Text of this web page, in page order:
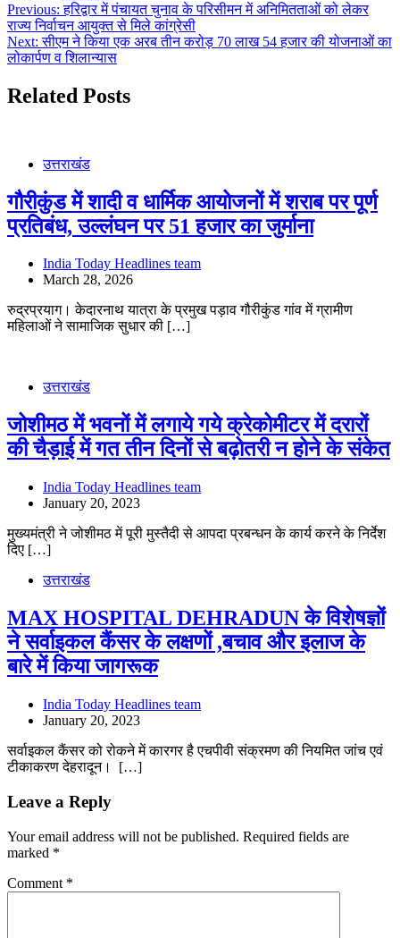
Post
navigation
Previous: हरिद्वार में पंचायत चुनाव के परिसीमन में अनिमितताओं को लेकर
राज्य निर्वाचन आयुक्त से मिले कांग्रेसी
Next: सीएम ने किया एक अरब तीन करोड़ 70 लाख 54 हजार की योजनाओं का
लोकार्पण व शिलान्यास
Related Posts
उत्तराखंड
गौरीकुंड में शादी व धार्मिक आयोजनों में शराब पर पूर्ण
प्रतिबंध, उल्लंघन पर 51 हजार का जुर्माना
India Today Headlines team
March 28, 2026
रुद्रप्रयाग। केदारनाथ यात्रा के प्रमुख पड़ाव गौरीकुंड गांव में ग्रामीण
महिलाओं ने सामाजिक सुधार की […]
उत्तराखंड
जोशीमठ में भवनों में लगाये गये क्रेकोमीटर में दरारों
की चैड़ाई में गत तीन दिनों से बढ़ोतरी न होने के संकेत
India Today Headlines team
January 20, 2023
मुख्यमंत्री ने जोशीमठ में पूरी मुस्तैदी से आपदा प्रबन्धन के कार्य करने के निर्देश
दिए […]
उत्तराखंड
MAX HOSPITAL DEHRADUN के विशेषज्ञों
ने सर्वाइकल कैंसर के लक्षणों ,बचाव और इलाज के
बारे में किया जागरूक
India Today Headlines team
January 20, 2023
सर्वाइकल कैंसर को रोकने में कारगर है एचपीवी संक्रमण की नियमित जांच एवं
टीकाकरण देहरादून। […]
Leave a Reply
Your email address will not be published. Required fields are
marked *
Comment *